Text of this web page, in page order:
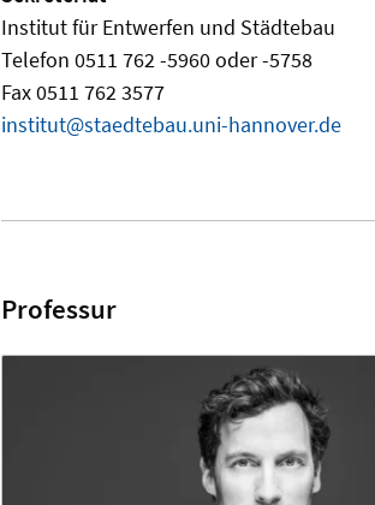
Institut für Entwerfen und Städtebau
Telefon 0511 762 -5960 oder -5758
Fax 0511 762 3577
institut@staedtebau.uni-hannover.de
Professur